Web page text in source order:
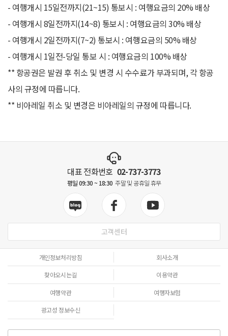
- 여행개시 15일전까지(21~15) 통보시 : 여행요금의 20% 배상
- 여행개시 8일전까지(14~8) 통보시 : 여행요금의 30% 배상
- 여행개시 2일전까지(7~2) 통보시 : 여행요금의 50% 배상
- 여행개시 1일전-당일 통보 시 : 여행요금의 100% 배상
** 항공권은 발권 후 취소 및 변경 시 수수료가 부과되며, 각 항공
사의 규정에 따릅니다.
** 비아레일 취소 및 변경은 비아레일의 규정에 따릅니다.
대표 전화번호 02-737-3773
평일 09:30 ~ 18:30 주말 및 공휴일 휴무
고객센터
개인정보처리방침 회사소개
찾아오시는길 이용약관
여행약관 여행자보험
광고성 정보수신